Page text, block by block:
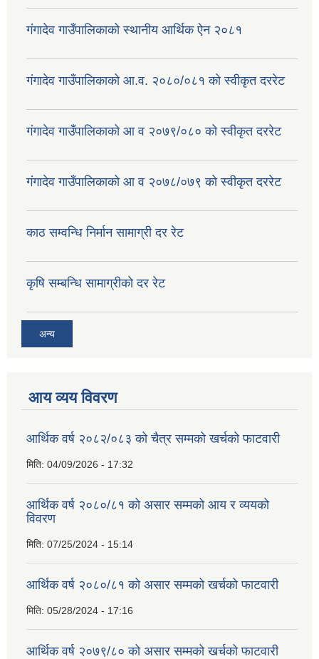
गंगादेव गाउँपालिकाको स्थानीय आर्थिक ऐन २०८१
गंगादेव गाउँपालिकाको आ.व. २०८०/०८१ को स्वीकृत दररेट
गंगादेव गाउँपालिकाको आ व २०७९/०८० को स्वीकृत दररेट
गंगादेव गाउँपालिकाको आ व २०७८/०७९ को स्वीकृत दररेट
काठ सम्वन्धि निर्मान सामाग्री दर रेट
कृषि सम्बन्धि सामाग्रीको दर रेट
अन्य
आय व्यय विवरण
आर्थिक वर्ष २०८२/०८३ को चैत्र सम्मको खर्चको फाटवारी
मिति: 04/09/2026 - 17:32
आर्थिक वर्ष २०८०/८१ को असार सम्मको आय र व्ययको
विवरण
मिति: 07/25/2024 - 15:14
आर्थिक वर्ष २०८०/८१ को असार सम्मको खर्चको फाटवारी
मिति: 05/28/2024 - 17:16
आर्थिक वर्ष २०७९/८० को असार सम्मको खर्चको फाटवारी